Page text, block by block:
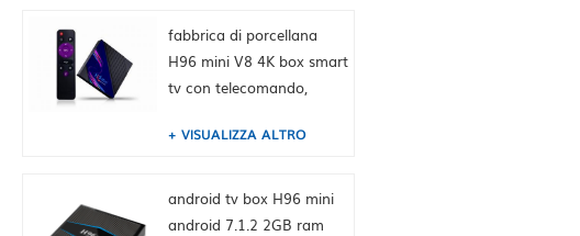
della Cina HK fornitura
fabbrica di porcellana
H96 mini V8 4K box smart
tv con telecomando,
Quad-core Cortex-A7, 1
TikTok
VISUALIZZA ALTRO
android tv box H96 mini
android 7.1.2 2GB ram